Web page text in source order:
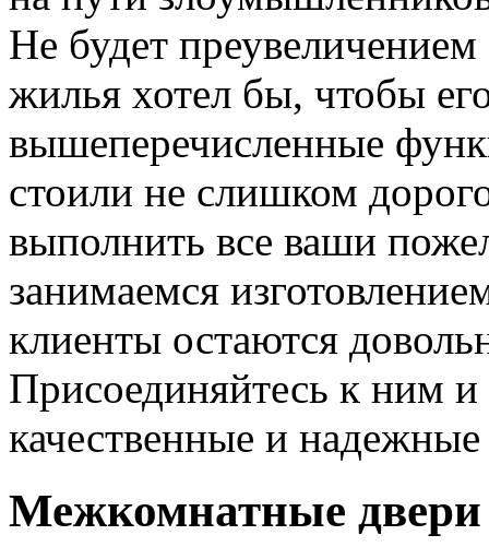
Не будет
жилья хотел бы, чтобы
вышеперечисленные
стоили не слишком
выполнить все ваши
занимаемся
клиенты остаются
Присоединяйтесь к ним
качественные и
Межкомнатные двери